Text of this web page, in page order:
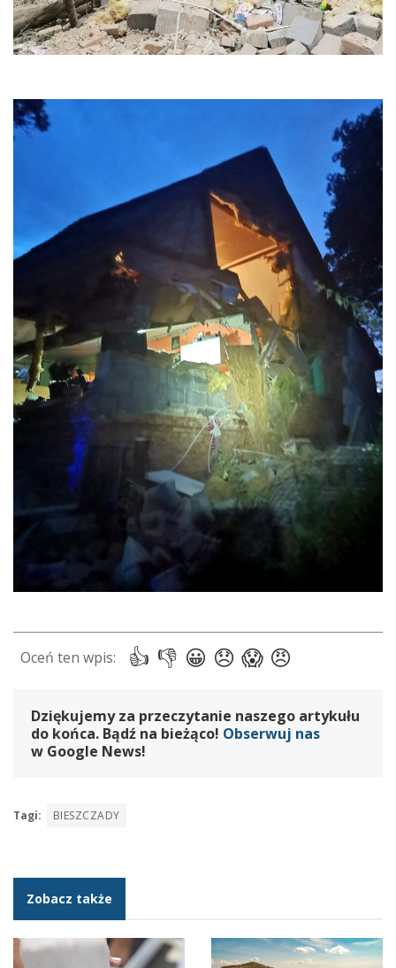
Dziękujemy za przeczytanie naszego artykułu
do końca. Bądź na bieżąco! Obserwuj nas
w Google News!
Tagi: BIESZCZADY
Zobacz także